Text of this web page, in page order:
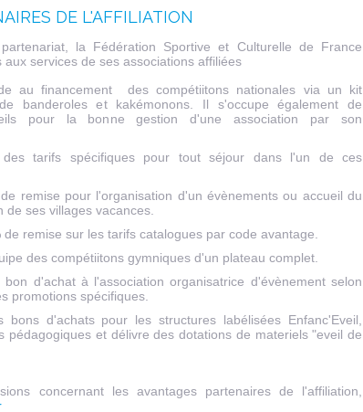
DE L'AFFILIATION
la Fédération Sportive et Culturelle de France
services de ses associations affiliées
au financement des compétiitons nationales via un kit
banderoles et kakémonons. Il s'occupe également de
pour la bonne gestion d'une association par son
des tarifs spécifiques pour tout séjour dans l'un de ces
remise pour l'organisation d'un évènements ou accueil du
ses villages vacances.
de remise sur les tarifs catalogues par code avantage.
des compétiitons gymniques d'un plateau complet.
d'achat à l'association organisatrice d'évènement selon
promotions spécifiques.
d'achats pour les structures labélisées Enfanc'Eveil,
pédagogiques et délivre des dotations de materiels "eveil de
concernant les avantages partenaires de l'affiliation,